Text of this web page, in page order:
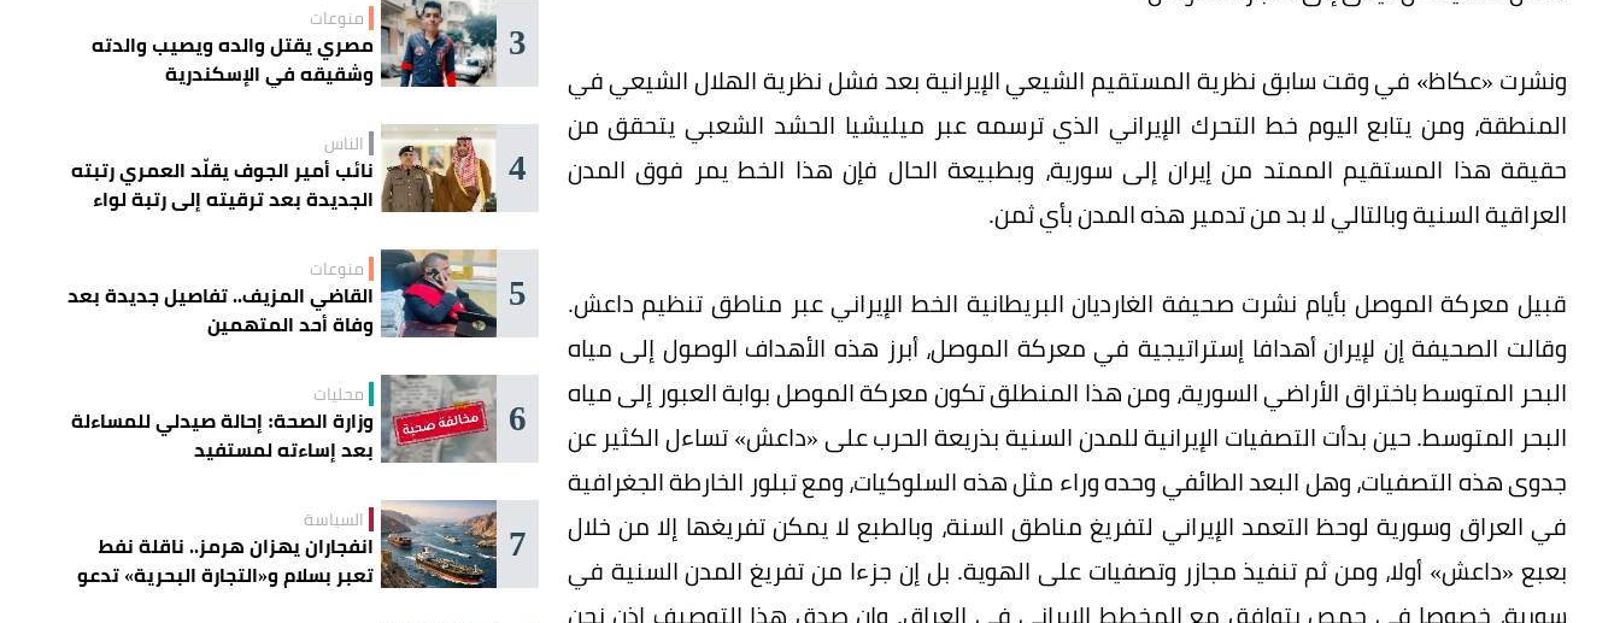
ونشرت «عكاظ» في وقت سابق نظرية المستقيم الشيعي الإيرانية بعد فشل نظرية الهلال الشيعي في
المنطقة، ومن يتابع اليوم خط التحرك الإيراني الذي ترسمه عبر ميليشيا الحشد الشعبي يتحقق من
حقيقة هذا المستقيم الممتد من إيران إلى سورية، وبطبيعة الحال فإن هذا الخط يمر فوق المدن
العراقية السنية وبالتالي لا بد من تدمير هذه المدن بأي ثمن.
قبيل معركة الموصل بأيام نشرت صحيفة الغارديان البريطانية الخط الإيراني عبر مناطق تنظيم داعش.
وقالت الصحيفة إن لإيران أهدافا إستراتيجية في معركة الموصل، أبرز هذه الأهداف الوصول إلى مياه
البحر المتوسط باختراق الأراضي السورية، ومن هذا المنطلق تكون معركة الموصل بوابة العبور إلى مياه
البحر المتوسط. حين بدأت التصفيات الإيرانية للمدن السنية بذريعة الحرب على «داعش» تساءل الكثير عن
جدوى هذه التصفيات، وهل البعد الطائفي وحده وراء مثل هذه السلوكيات، ومع تبلور الخارطة الجغرافية
في العراق وسورية لوحظ التعمد الإيراني لتفريغ مناطق السنة، وبالطبع لا يمكن تفريغها إلا من خلال
بعبع «داعش» أولا، ومن ثم تنفيذ مجازر وتصفيات على الهوية. بل إن جزءا من تفريغ المدن السنية في
3 منوعات
مصري يقتل والده ويصيب والدته
وشقيقه في الإسكندرية
4 الناس
نائب أمير الجوف يقلّد العمري رتبته
الجديدة بعد ترقيته إلى رتبة لواء
5 منوعات
القاضي المزيف.. تفاصيل جديدة بعد
وفاة أحد المتهمين
6 محليات
وزارة الصحة: إحالة صيدلي للمساءلة
بعد إساءته لمستفيد
7 السياسة
انفجاران يهزان هرمز.. ناقلة نفط
تعبر بسلام و«التجارة البحرية» تدعو